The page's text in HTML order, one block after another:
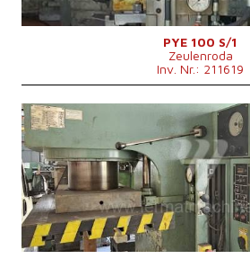
Max. Stößelhub
500 mm
Ausladung
360 mm
nein
PYE 100 S/1
Zeulenroda
Inv. Nr.: 211619
Baujahr:
1984
160 t
Die Abmessungen des Desktop 900x630 mm
Hauptmotorleistung
17 kW
Maschinengewicht
7000 kg
Anfluggeschwindigkeit
200 mm/s
Stößelhub
500 mm
Kontrollsystem